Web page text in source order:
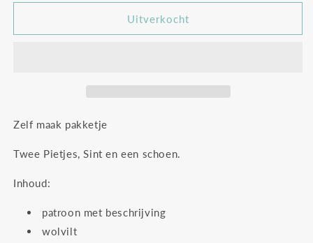
voor
kapoentje
voor
Sinterklaas
kapoentje
Uitverkocht
Zelf maak pakketje
Twee Pietjes, Sint en een schoen.
Inhoud:
patroon met beschrijving
wolvilt